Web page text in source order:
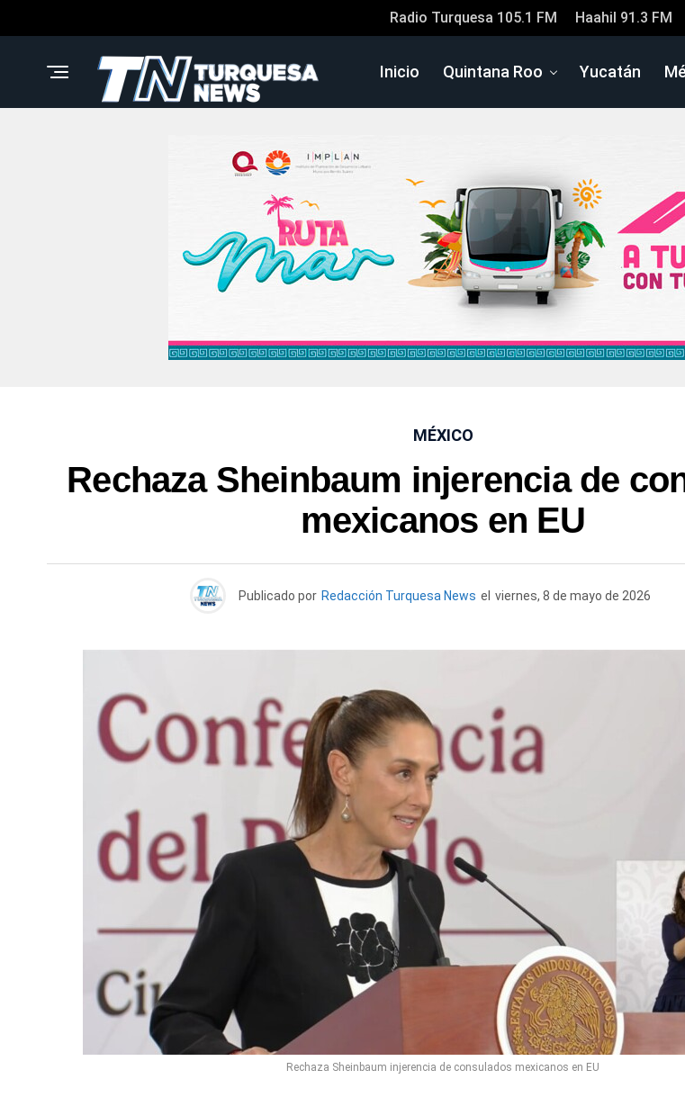
Radio Turquesa 105.1 FM Haahil 91.3 FM
Inicio Quintana Roo Yucatán
MÉXICO
Rechaza Sheinbaum injerencia de
mexicanos en EU
Publicado por Redacción Turquesa News el viernes, 8 de mayo de 2026
Rechaza Sheinbaum injerencia de consulados mexicanos en EU